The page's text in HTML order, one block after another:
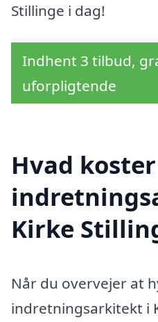
Stillinge i dag!
Indhent 3 tilbud,
uforpligtende
Hvad
Kirke
Når du overvejer at
indretningsarkitekt i